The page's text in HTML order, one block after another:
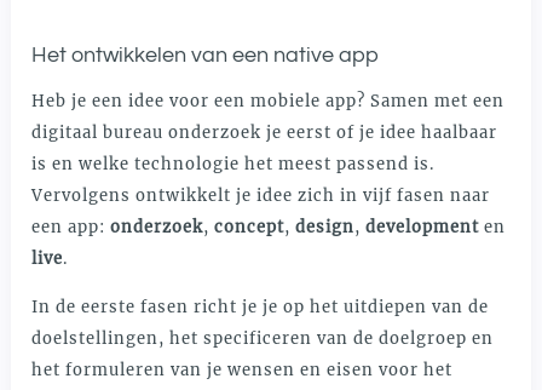
Het ontwikkelen van een native app
Heb je een idee voor een mobiele app? Samen met een
digitaal bureau onderzoek je eerst of je idee haalbaar
is en welke technologie het meest passend is.
Vervolgens ontwikkelt je idee zich in vijf fasen naar
een app:onderzoek,concept,design,development en
live.
In de eerste fasen richt je je op het uitdiepen van de
doelstellingen, het specificeren van de doelgroep en
het formuleren van je wensen en eisen voor het